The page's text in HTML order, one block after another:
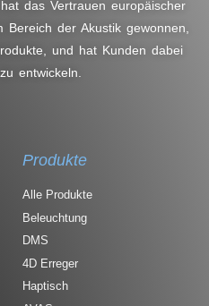
das Vertrauen europäischer
Bereich der Akustik gewonnen,
und hat Kunden dabei
entwickeln.
Produkte
Alle Produkte
Beleuchtung
DMS
4D Erreger
Haptisch